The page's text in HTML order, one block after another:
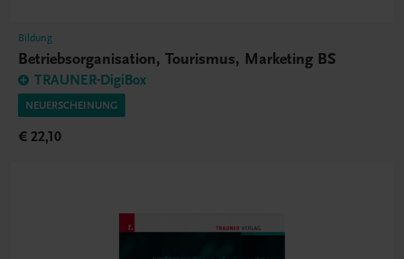
Bildung
Betriebsorganisation, Tourismus, Marketing BS
TRAUNER-DigiBox
NEUERSCHEINUNG
€ 22,10